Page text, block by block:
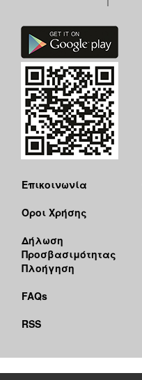
Επικοινωνία
Όροι Χρήσης
Δήλωση
Προσβασιμότητας
Πλοήγηση
FAQs
RSS